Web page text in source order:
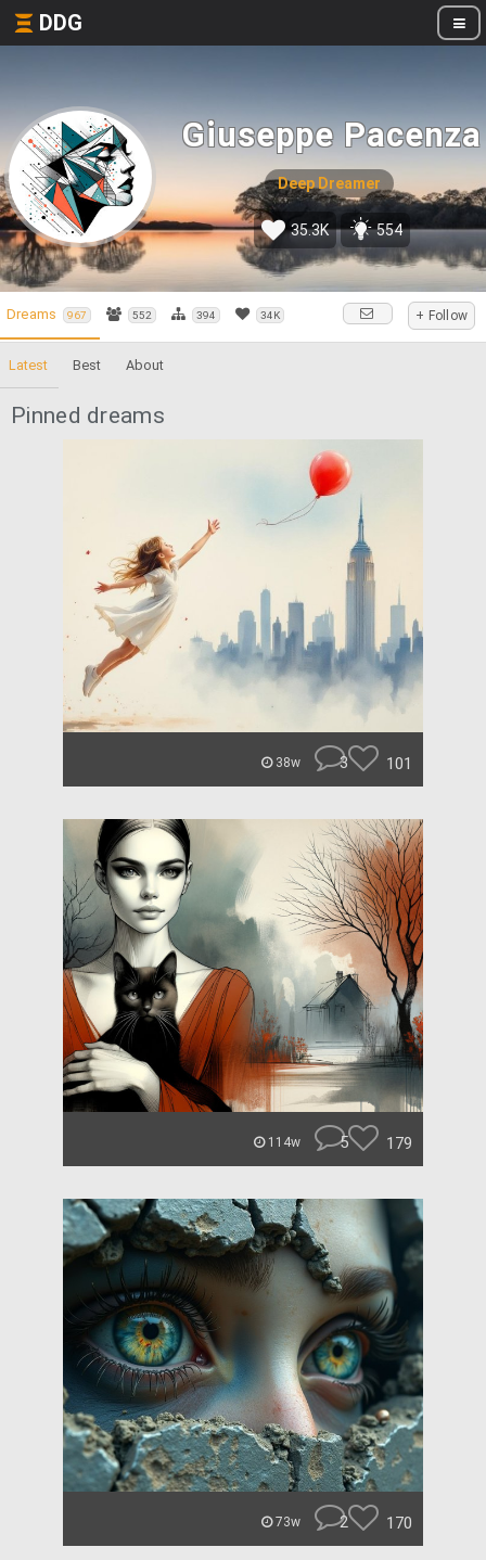
DDG
Giuseppe Pacenza
Deep Dreamer
35.3K 554
Dreams 967 552 394 34K + Follow
Latest Best About
Pinned dreams
38w 3 101
114w 5 179
73w 2 170